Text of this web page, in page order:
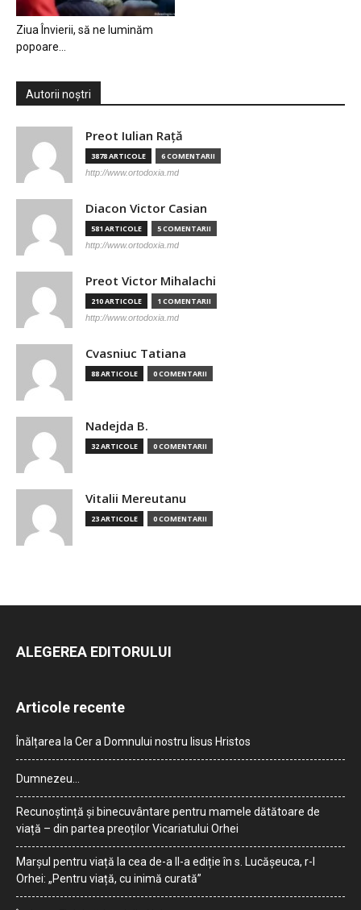
Ziua Învierii, să ne luminăm
popoare…
Autorii noștri
Preot Iulian Raţă
3878 ARTICOLE 6 COMENTARII
http://www.ortodoxia.md
Diacon Victor Casian
581 ARTICOLE 5 COMENTARII
http://www.ortodoxia.md
Preot Victor Mihalachi
210 ARTICOLE 1 COMENTARII
http://www.ortodoxia.md
Cvasniuc Tatiana
88 ARTICOLE 0 COMENTARII
Nadejda B.
32 ARTICOLE 0 COMENTARII
Vitalii Mereutanu
23 ARTICOLE 0 COMENTARII
ALEGEREA EDITORULUI
Articole recente
Înălțarea la Cer a Domnului nostru Iisus Hristos
Dumnezeu…
Recunoștință și binecuvântare pentru mamele dătătoare de
viață – din partea preoților Vicariatului Orhei
Marșul pentru viață la cea de-a II-a ediție în s. Lucășeuca, r-l
Orhei: „Pentru viață, cu inimă curată”